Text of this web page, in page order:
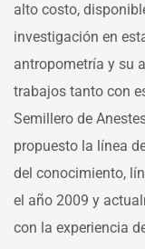
alto costo,
investigación en
antropometría y su
trabajos tanto con
Semillero de
propuesto la línea
del conocimiento,
el año 2009 y
con la experiencia